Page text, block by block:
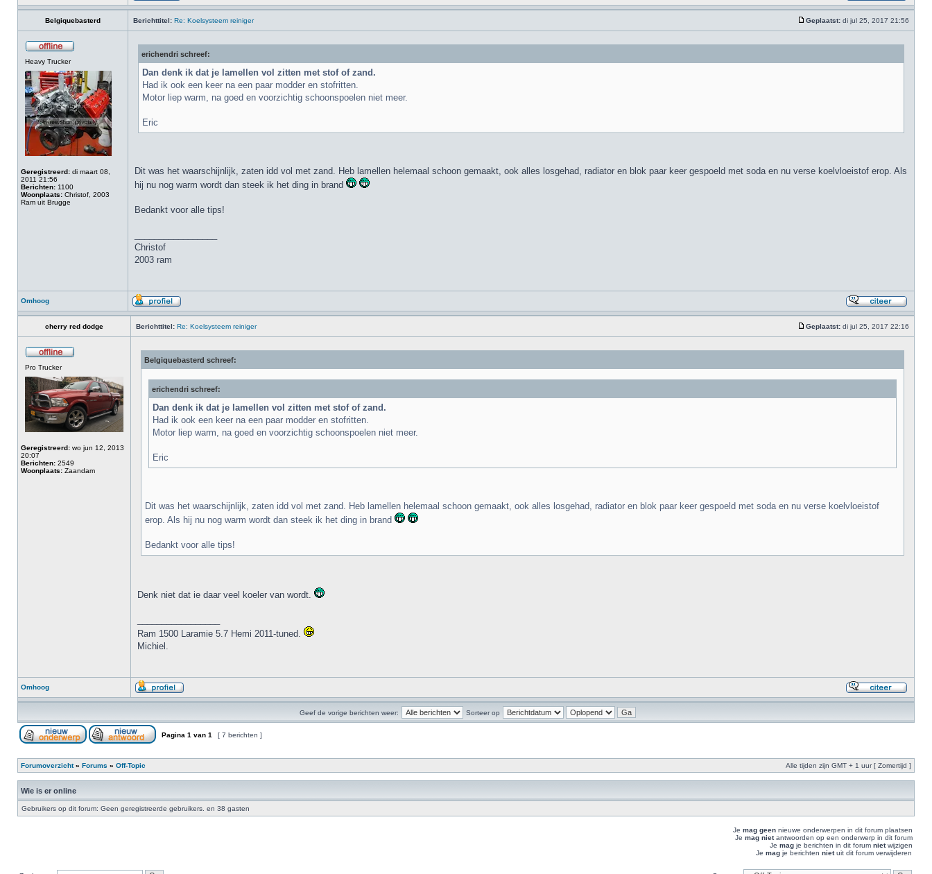
Belgiquebasterd Berichttitel: Re: Koelsysteem reiniger Geplaatst: di jul 25, 2017 21:56
Heavy Trucker
Geregistreerd: di maart 08,
2011 21:56
Berichten: 1100
Woonplaats: Christof, 2003
Ram uit Brugge
erichendri schreef:
Dan denk ik dat je lamellen vol zitten met stof of zand.
Had ik ook een keer na een paar modder en stofritten.
Motor liep warm, na goed en voorzichtig schoonspoelen niet meer.
Eric
Dit was het waarschijnlijk, zaten idd vol met zand. Heb lamellen helemaal schoon gemaakt, ook alles losgehad, radiator en blok paar keer gespoeld met soda en nu verse koelvloeistof erop. Als
hij nu nog warm wordt dan steek ik het ding in brand
Bedankt voor alle tips!
Christof
2003 ram
Omhoog
cherry red dodge Berichttitel: Re: Koelsysteem reiniger Geplaatst: di jul 25, 2017 22:16
Pro Trucker
Geregistreerd: wo jun 12, 2013
20:07
Berichten: 2549
Woonplaats: Zaandam
Belgiquebasterd schreef:
erichendri schreef:
Dan denk ik dat je lamellen vol zitten met stof of zand.
Had ik ook een keer na een paar modder en stofritten.
Motor liep warm, na goed en voorzichtig schoonspoelen niet meer.
Eric
Dit was het waarschijnlijk, zaten idd vol met zand. Heb lamellen helemaal schoon gemaakt, ook alles losgehad, radiator en blok paar keer gespoeld met soda en nu verse koelvloeistof
erop. Als hij nu nog warm wordt dan steek ik het ding in brand
Bedankt voor alle tips!
Denk niet dat ie daar veel koeler van wordt.
Ram 1500 Laramie 5.7 Hemi 2011-tuned.
Michiel.
Omhoog
Geef de vorige berichten weer: Sorteer op
Pagina 1 van 1 [ 7 berichten ]
Forumoverzicht» Forums » Off-Topic Alle tijden zijn GMT + 1 uur [ Zomertijd ]
Wie is er online
Gebruikers op dit forum: Geen geregistreerde gebruikers. en 38 gasten
Je mag geen nieuwe onderwerpen in dit forum plaatsen
Je mag nietantwoorden op een onderwerp in dit forum
Je mag je berichten in dit forum nietwijzigen
Je mag je berichten nietuit dit forum verwijderen